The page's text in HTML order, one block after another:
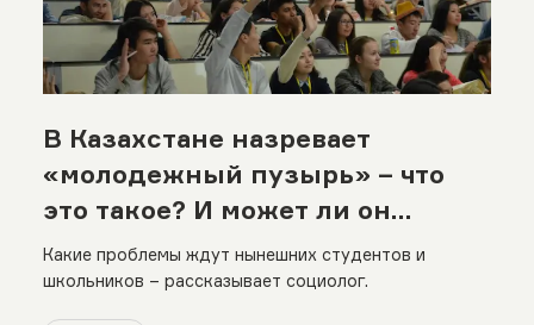
В Казахстане назревает
«молодежный пузырь» – что
это такое? И может ли он
привести к молодежным
протестам?
Какие проблемы ждут нынешних студентов и
школьников – рассказывает социолог.